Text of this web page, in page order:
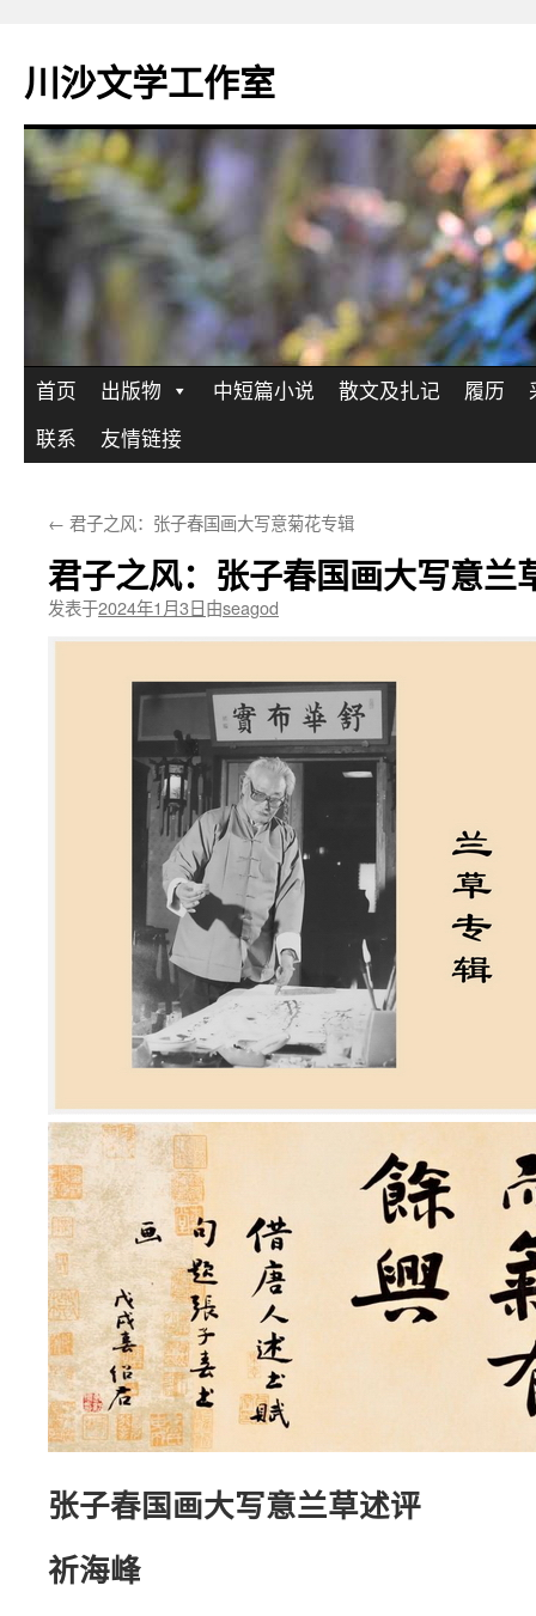
川沙文学工作室
跳
至
文
首页 出版物 中短篇小说 散文及扎记 履历
联系
友情链接
← 君子之风：张子春国画大写意菊花专辑
君子之风：张子春国画大写意兰
发表于2024年1月3日由seagod
张子春国画大写意兰草述评
祈海峰